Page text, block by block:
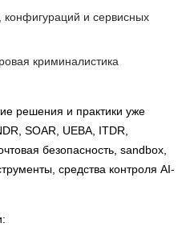
конфигураций и сервисных
криминалистика
решения и практики уже
SOAR, UEBA, ITDR,
безопасность, sandbox,
средства контроля AI-